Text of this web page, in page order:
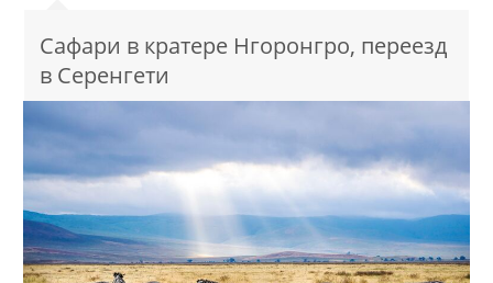
Сафари в кратере Нгоронгро, переезд
в Серенгети